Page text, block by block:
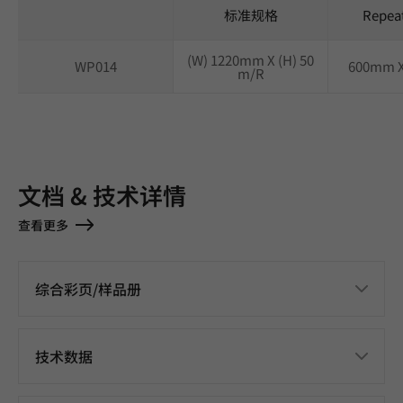
标准规格
WP014 (W) 1220mm X (H) 50
m/R 600mm
文档 & 技术详情
查看更多
综合彩页/样品册
技术数据